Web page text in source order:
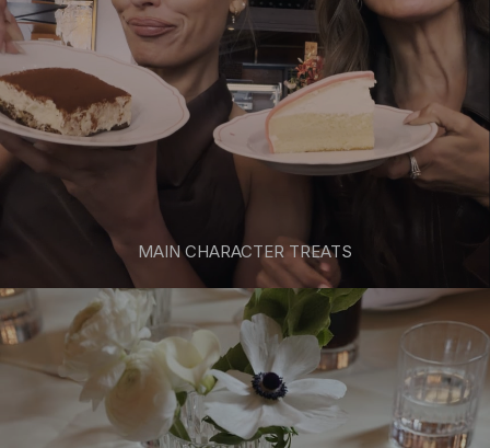
MAIN CHARACTER TREATS